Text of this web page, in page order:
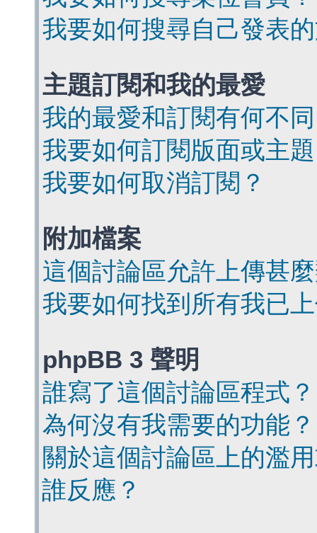
我要如何搜尋自己發表
主題訂閱和我的最愛
我的最愛和訂閱有何不
我要如何訂閱版面或主
我要如何取消訂閱？
附加檔案
這個討論區允許上傳甚
我要如何找到所有我已
phpBB 3 聲明
誰寫了這個討論區程式？
為何沒有我需要的功能？
關於這個討論區上的濫
誰反應？